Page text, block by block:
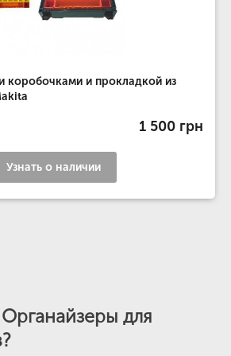
коробочками и прокладкой из
1 500 грн
Узнать о наличии
для